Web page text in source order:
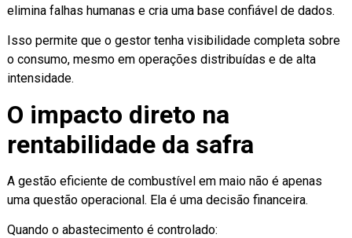
elimina falhas humanas e cria uma base confiável de dados.
Isso permite que o gestor tenha visibilidade completa sobre
o consumo, mesmo em operações distribuídas e de alta
intensidade.
O impacto direto na
rentabilidade da safra
A gestão eficiente de combustível em maio não é apenas
uma questão operacional. Ela é uma decisão financeira.
Quando o abastecimento é controlado: